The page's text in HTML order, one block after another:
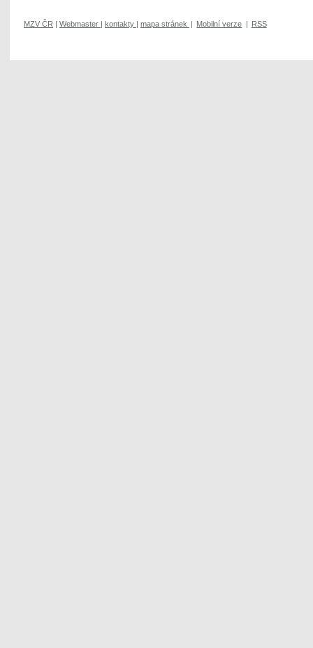
MZV ČR | Webmaster | kontakty | mapa stránek | Mobilní verze | RSS